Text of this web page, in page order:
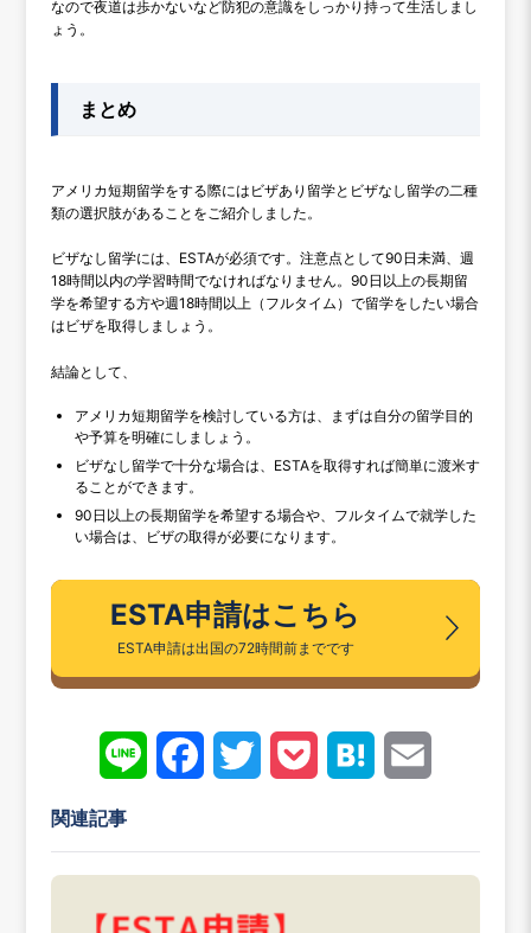
なので夜道は歩かないなど防犯の意識をしっかり持って生活しまし
ょう。
まとめ
アメリカ短期留学をする際にはビザあり留学とビザなし留学の二種
類の選択肢があることをご紹介しました。
ビザなし留学には、ESTAが必須です。注意点として90日未満、週
18時間以内の学習時間でなければなりません。90日以上の長期留
学を希望する方や週18時間以上（フルタイム）で留学をしたい場合
はビザを取得しましょう。
結論として、
アメリカ短期留学を検討している方は、まずは自分の留学目的
や予算を明確にしましょう。
ビザなし留学で十分な場合は、ESTAを取得すれば簡単に渡米す
ることができます。
90日以上の長期留学を希望する場合や、フルタイムで就学した
い場合は、ビザの取得が必要になります。
ESTA申請はこちら
ESTA申請は出国の72時間前までです
Line Face Twitt Pock Hate
関連記事